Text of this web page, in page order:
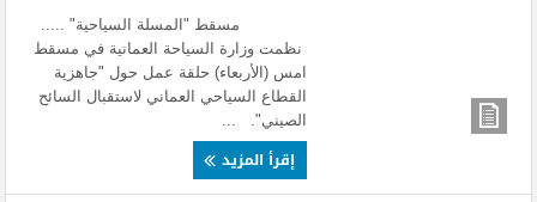
مسقط "المسلة السياحية" .....
نظمت وزارة السياحة العمانية في مسقط
امس (الأربعاء) حلقة عمل حول "جاهزية
القطاع السياحي العماني لاستقبال السائح
الصيني". ...
إقرأ المزيد